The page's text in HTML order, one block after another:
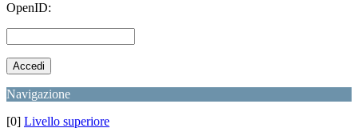
OpenID:
Navigazione
[0] Livello superiore